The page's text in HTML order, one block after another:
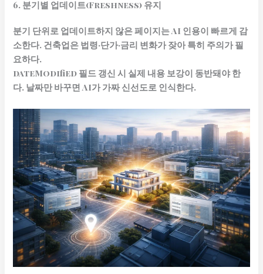
6. 분기별 업데이트(Freshness) 유지
분기 단위로 업데이트하지 않은 페이지는 AI 인용이 빠르게 감
소한다. 건축업은 법령·단가·금리 변화가 잦아 특히 주의가 필
요하다.
dateModified 필드 갱신 시 실제 내용 보강이 동반돼야 한
다. 날짜만 바꾸면 AI가 가짜 신선도로 인식한다.